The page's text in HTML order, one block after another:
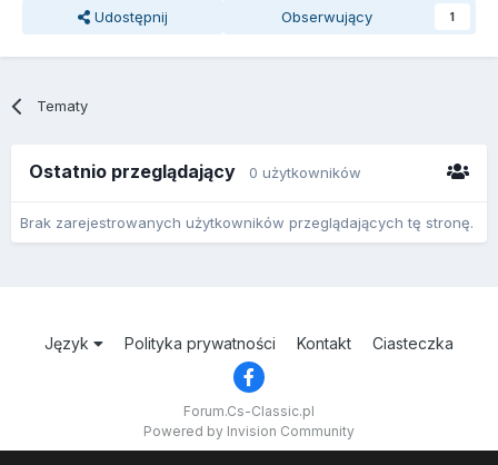
Udostępnij Obserwujący 1
Tematy
Ostatnio przeglądający 0 użytkowników
Brak zarejestrowanych użytkowników przeglądających tę stronę.
Język Polityka prywatności Kontakt Ciasteczka
Forum.Cs-Classic.pl
Powered by Invision Community